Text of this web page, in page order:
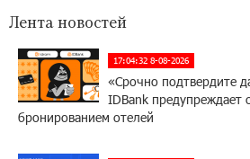
Лента новостей
17:04:32 8-08-2026
«Срочно подтвердите
IDBank предупреждает
бронированием отелей